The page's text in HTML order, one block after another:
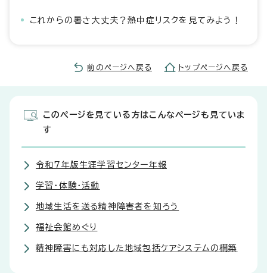
これからの暑さ大丈夫？熱中症リスクを見てみよう！
前のページへ戻る トップページへ戻る
このページを見ている方はこんなページも見ていま
す
令和7年版生涯学習センター年報
学習・体験・活動
地域生活を送る精神障害者を知ろう
福祉会館めぐり
精神障害にも対応した地域包括ケアシステムの構築